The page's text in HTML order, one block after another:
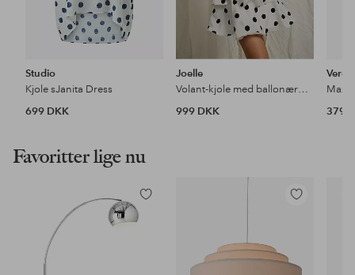
Studio
Kjole sJanita Dress
699 DKK
Joelle
Volant-kjole med ballonærmer
999 DKK
Vero
379
Favoritter lige nu
Tilføj
til
Tilføj